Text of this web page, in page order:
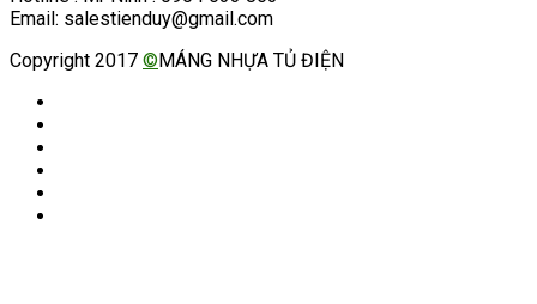
Email: salestienduy@gmail.com
Copyright 2017 ©MÁNG NHỰA TỦ ĐIỆN